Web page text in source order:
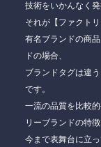
技術をいかんなく
それが【ファクト
有名ブランドの商
ドの場合、
ブランドタグは違
です。
一流の品質を比較
リーブランドの特徴
今まで表舞台に立